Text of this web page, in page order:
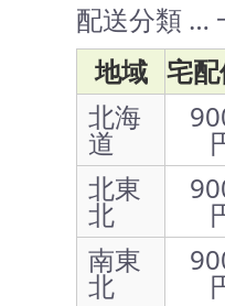
配送分類 …
地域 宅
北海
道
北東
北
南東
北